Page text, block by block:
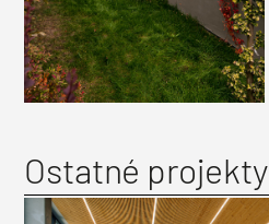
Ostatné projekty